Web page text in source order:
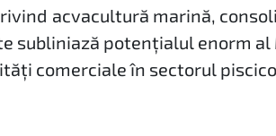
acvacultură marină,
subliniază potențialul enorm
comerciale în sectorul